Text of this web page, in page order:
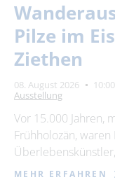
Pilze im
Ziethen
08. August 2026
Ausstellung
Vor 15.000 Jahren,
Frühholozän,
MEHR ERFAHREN